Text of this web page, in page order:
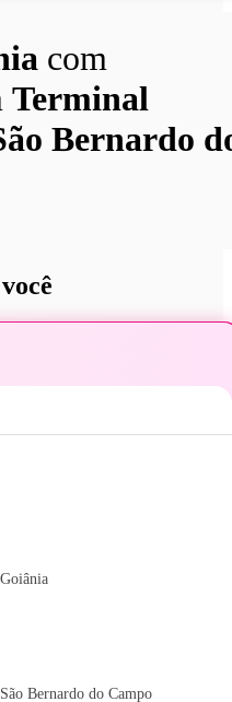
com
Terminal
Bernardo
Bernardo do Campo